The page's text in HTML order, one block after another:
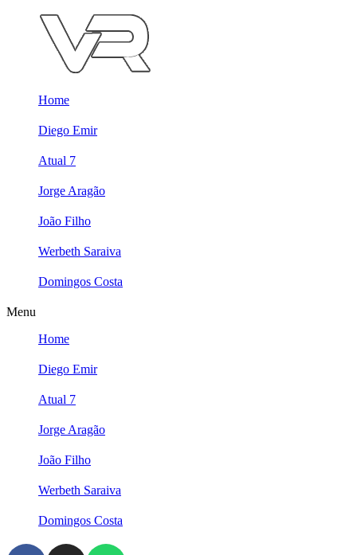
Home
Diego Emir
Atual 7
Jorge Aragão
João Filho
Werbeth Saraiva
Domingos Costa
Menu
Home
Diego Emir
Atual 7
Jorge Aragão
João Filho
Werbeth Saraiva
Domingos Costa